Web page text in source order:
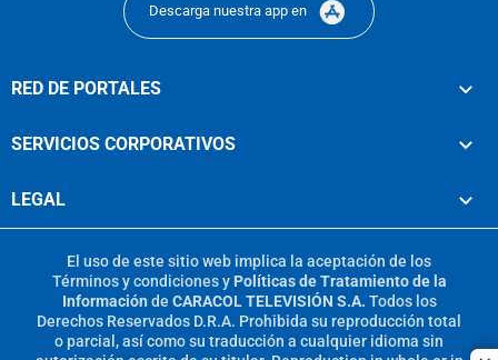
Descarga nuestra app en
RED DE PORTALES
SERVICIOS CORPORATIVOS
LEGAL
El uso de este sitio web implica la aceptación de los
Términos y condicionesy Políticas de Tratamiento de la
Información de CARACOL TELEVISIÓN S.A. Todos los
Derechos Reservados D.R.A. Prohibida su reproducción total
o parcial, así como su traducción a cualquier idioma sin